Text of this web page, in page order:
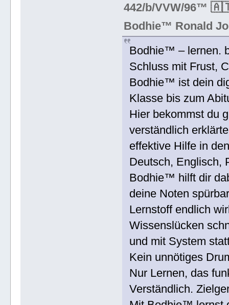
442/b/VVW/96™
Bodhie™ Ronald
Bodhie™ – lernen.
Schluss mit Frust,
Bodhie™ ist dein
Klasse bis zum
Hier bekommst du
verständlich
effektive Hilfe in
Deutsch, Englisch,
Bodhie™ hilft dir
deine Noten
Lernstoff endlich
Wissenslücken
und mit System
Kein unnötiges
Nur Lernen, das
Verständlich.